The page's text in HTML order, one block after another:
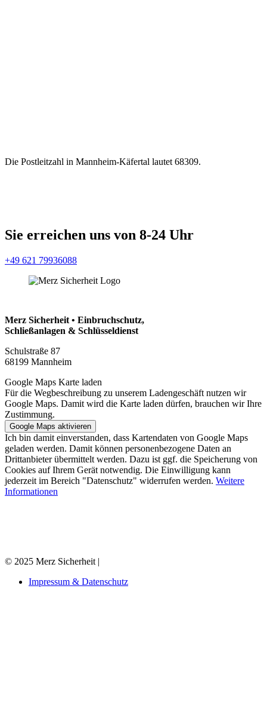
Die Postleitzahl in Mannheim-Käfertal lautet 68309.
Sie erreichen uns von 8-24 Uhr
+49 621 79936088
Merz Sicherheit • Einbruchschutz,
Schließanlagen & Schlüsseldienst
Schulstraße 87
68199 Mannheim
Google Maps Karte laden
Für die Wegbeschreibung zu unserem Ladengeschäft nutzen wir
Google Maps. Damit wird die Karte laden dürfen, brauchen wir Ihre
Zustimmung.
Google Maps aktivieren
Ich bin damit einverstanden, dass Kartendaten von Google Maps
geladen werden. Damit können personenbezogene Daten an
Drittanbieter übermittelt werden. Dazu ist ggf. die Speicherung von
Cookies auf Ihrem Gerät notwendig. Die Einwilligung kann
jederzeit im Bereich "Datenschutz" widerrufen werden. Weitere
Informationen
© 2025 Merz Sicherheit |
Impressum & Datenschutz